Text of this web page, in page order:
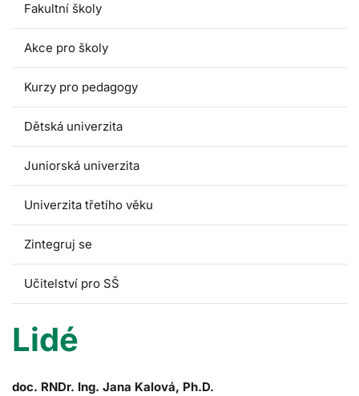
Fakultní školy
Akce pro školy
Kurzy pro pedagogy
Dětská univerzita
Juniorská univerzita
Univerzita třetího věku
Zintegruj se
Učitelství pro SŠ
Lidé
doc. RNDr. Ing. Jana Kalová, Ph.D.